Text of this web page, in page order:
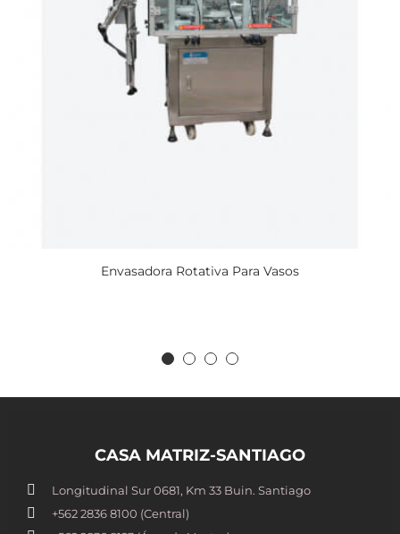
Envasadora Rotativa Para Vasos
CASA MATRIZ-SANTIAGO
Longitudinal Sur 0681, Km 33 Buin. Santiago
+562 2836 8100​ (Central)